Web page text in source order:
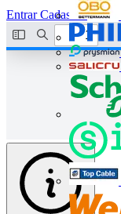
EntrarCadastrar